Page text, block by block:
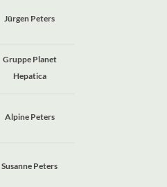
Jürgen Peters
Gruppe Planet
Hepatica
Alpine Peters
Susanne Peters